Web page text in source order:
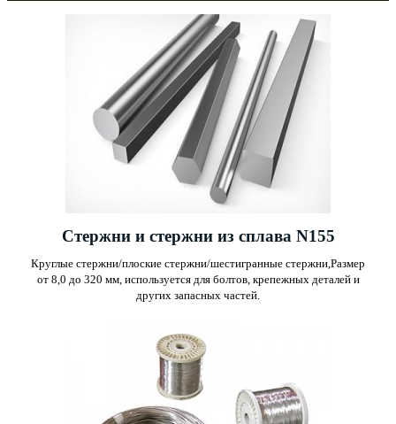
Стержни и стержни из сплава N155
Круглые стержни/плоские стержни/шестигранные стержни,Размер
от 8,0 до 320 мм, используется для болтов, крепежных деталей и
других запасных частей.